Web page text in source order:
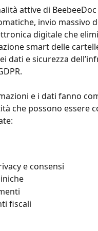
attive di
invio massivo
digitale che
smart delle
dati e sicurezza
e i dati fanno
che possono essere
e consensi
fiscali